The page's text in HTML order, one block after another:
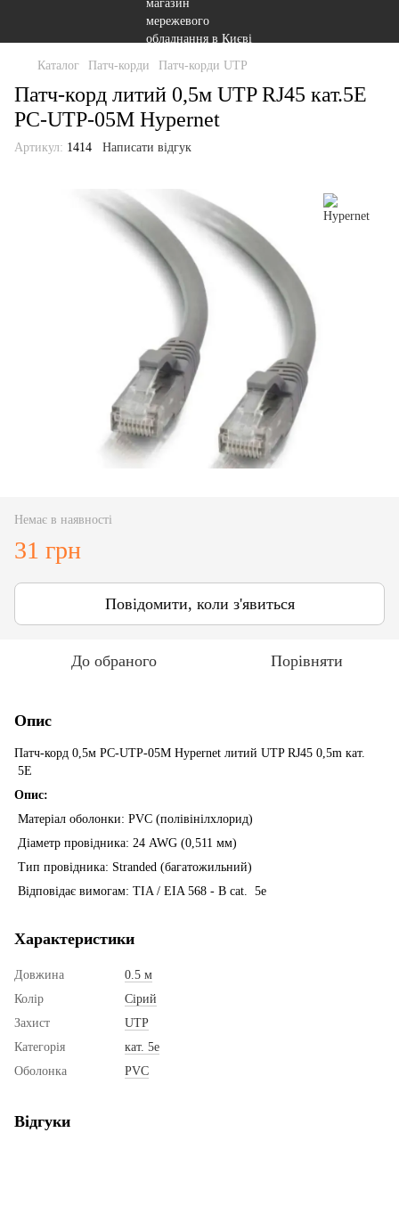
Каталог Патч-корди Патч-корди UTP
Патч-корд литий 0,5м UTP RJ45 кат.5Е
PC-UTP-05M Hypernet
Артикул: 1414 Написати відгук
Немає в наявності
31 грн
Повідомити, коли з'явиться
До обраного Порівняти
Опис
Патч-корд 0,5м PC-UTP-05M Hypernet литий UTP RJ45 0,5m кат.
5Е
Опис:
Матеріал оболонки: PVC (полівінілхлорид)
Діаметр провідника: 24 AWG (0,511 мм)
Тип провідника: Stranded (багатожильний)
Відповідає вимогам: TIA / EIA 568 - B cat. 5e
Характеристики
Довжина
0.5 м
Колір
Сірий
Захист
UTP
Категорія
кат. 5е
Оболонка
PVC
Відгуки